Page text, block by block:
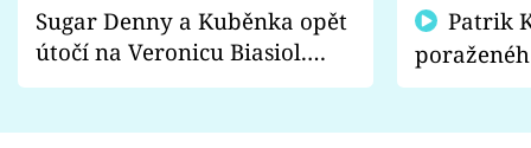
Sugar Denny a Kuběnka opět
útočí na Veronicu Biasiol.
Proč je podle nich falešná a
fanoušci